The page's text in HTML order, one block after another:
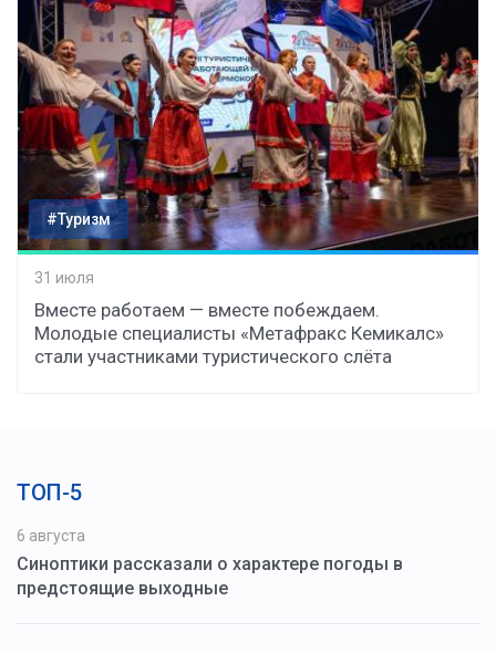
#Туризм
31 июля
Вместе работаем — вместе побеждаем.
Молодые специалисты «Метафракс Кемикалс»
стали участниками туристического слёта
ТОП-5
6 августа
Синоптики рассказали о характере погоды в
предстоящие выходные